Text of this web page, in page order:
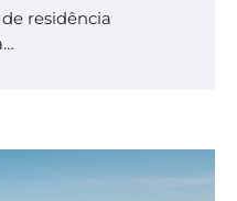
residência